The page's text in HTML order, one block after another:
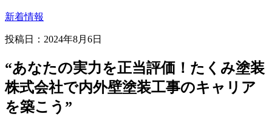
新着情報
投稿日：2024年8月6日
“あなたの実力を正当評価！たくみ塗装
株式会社で内外壁塗装工事のキャリア
を築こう”